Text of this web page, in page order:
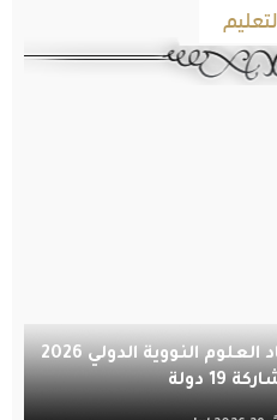
المملكة تستضيف أولمبياد العلوم النووية الدولي 2026
19 دولة